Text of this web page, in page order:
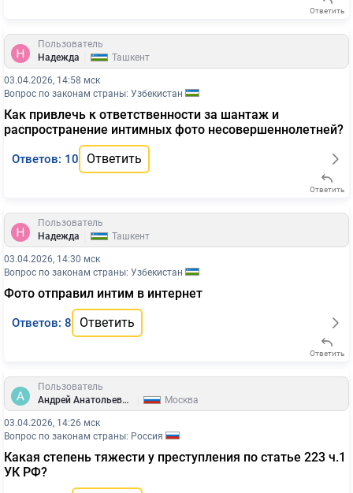
Ответить
Пользователь
Надежда
Ташкент
03.04.2026, 14:58 мск
Вопрос по законам страны: Узбекистан
Как привлечь к ответственности за шантаж и
распространение интимных фото несовершеннолетней?
Ответов: 10 Ответить
Ответить
Пользователь
Надежда
Ташкент
03.04.2026, 14:30 мск
Вопрос по законам страны: Узбекистан
Фото отправил интим в интернет
Ответов: 8 Ответить
Ответить
Пользователь
Андрей Анатольевич
Москва
03.04.2026, 14:26 мск
Вопрос по законам страны: Россия
Какая степень тяжести у преступления по статье 223 ч.1
УК РФ?